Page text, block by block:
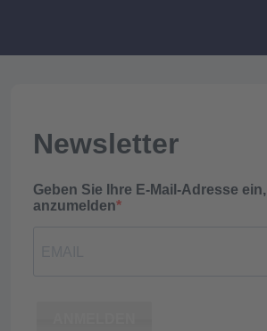
Newsletter
Geben Sie Ihre E-Mail-Adresse
anzumelden